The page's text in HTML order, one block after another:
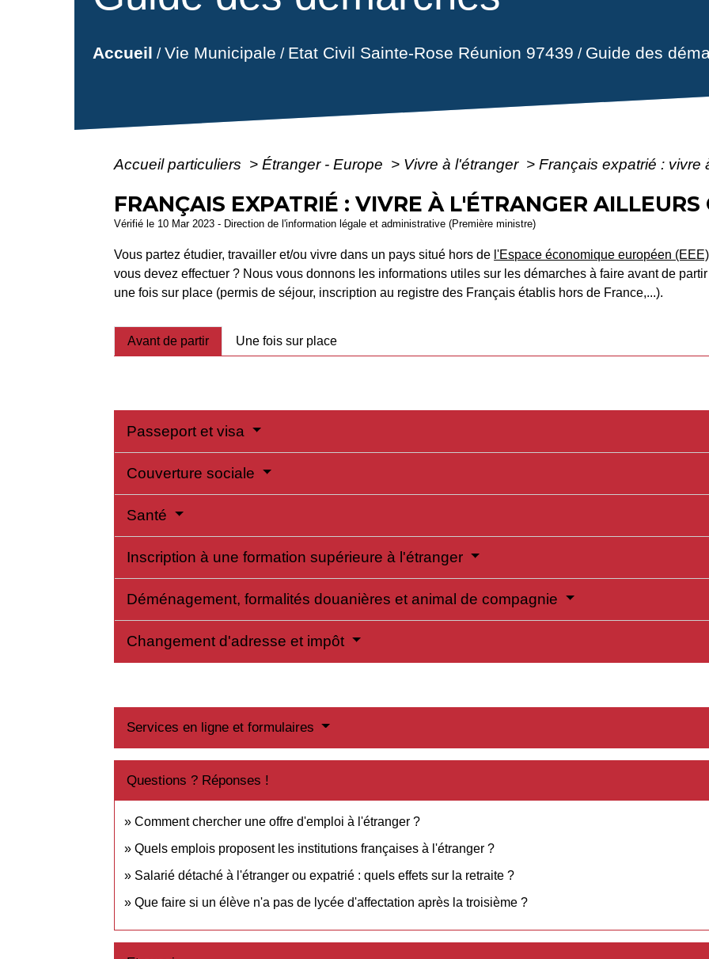
Accueil /Vie Municipale / Etat Civil Sainte-Rose Réunion 97439 / Guide des
Accueil particuliers > Étranger - Europe > Vivre à l'étranger > Français expatrié : vivre
FRANÇAIS EXPATRIÉ : VIVRE À L'ÉTRANGER AILLEURS
Vérifié le 10 Mar 2023 - Direction de l'information légale et administrative (Première ministre)
Vous partez étudier, travailler et/ou vivre dans un pays situé hors de l'Espace économique européen (EEE)
vous devez effectuer ? Nous vous donnons les informations utiles sur les démarches à faire avant de
une fois sur place (permis de séjour, inscription au registre des Français établis hors de France,...).
Avant de partir Une fois sur place
Passeport et visa
Couverture sociale
Santé
Inscription à une formation supérieure à l'étranger
Déménagement, formalités douanières et animal de compagnie
Changement d'adresse et impôt
Services en ligne et formulaires
Questions ? Réponses !
Comment chercher une offre d'emploi à l'étranger ?
Quels emplois proposent les institutions françaises à l'étranger ?
Salarié détaché à l'étranger ou expatrié : quels effets sur la retraite ?
Que faire si un élève n'a pas de lycée d'affectation après la troisième ?